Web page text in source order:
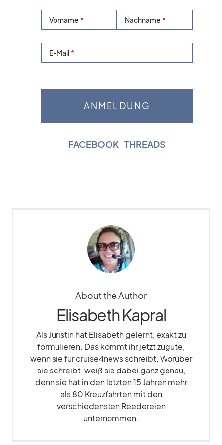
Vorname Nachname
E-Mail
FACEBOOK THREADS
About the Author
Elisabeth Kapral
Als Juristin hat Elisabeth gelernt, exakt zu
formulieren. Das kommt ihr jetzt zugute,
wenn sie für cruise4news schreibt. Worüber
sie schreibt, weiß sie dabei ganz genau,
denn sie hat in den letzten 15 Jahren mehr
als 80 Kreuzfahrten mit den
verschiedensten Reedereien
unternommen.